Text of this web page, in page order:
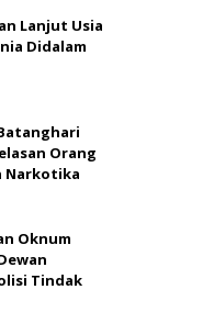
Lanjut Usia
Didalam
Orang
Narkotika
Oknum
Tindak